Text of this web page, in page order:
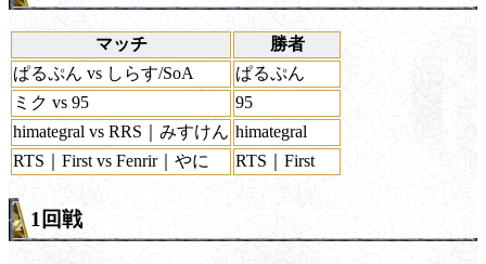
マッチ
勝者
ぱるぷん vs しらす/SoA
ぱるぷん
ミク vs 95
95
himategral vs RRS｜みすけん himategral
RTS｜First vs Fenrir｜やに
RTS｜First
1回戦